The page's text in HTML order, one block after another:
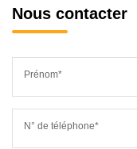
Nous contacter
Prénom*
N° de téléphone*